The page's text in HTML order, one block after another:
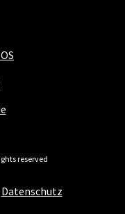
Datenschutz
reserved